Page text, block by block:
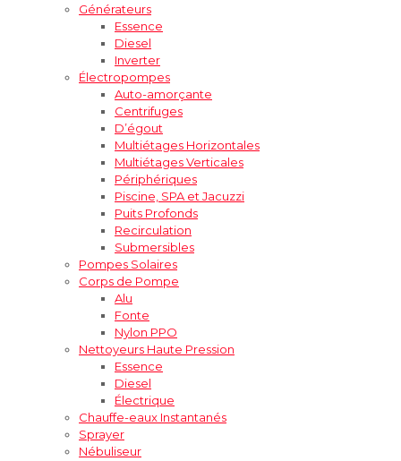
Générateurs
Essence
Diesel
Inverter
Électropompes
Auto-amorçante
Centrifuges
D’égout
Multiétages Horizontales
Multiétages Verticales
Périphériques
Piscine, SPA et Jacuzzi
Puits Profonds
Recirculation
Submersibles
Pompes Solaires
Corps de Pompe
Alu
Fonte
Nylon PPO
Nettoyeurs Haute Pression
Essence
Diesel
Électrique
Chauffe-eaux Instantanés
Sprayer
Nébuliseur